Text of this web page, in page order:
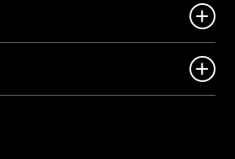

